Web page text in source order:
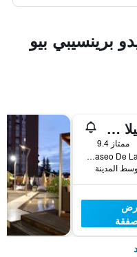
برينسيبي بيو
روز وود فيلا ماجنا
ممتاز 9.4
Paseo De La Castellana 22, مدريد, أسبانيا